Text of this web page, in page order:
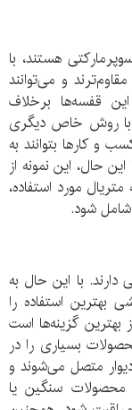
هستند، با
و می‌توانند
قفسه‌ها برخلاف
با روش خاص دیگری
و کارها بتوانند به
حال، این نمونه از
مورد استفاده،
شود.
با این حال به
بهترین استفاده را
بهترین گزینه‌ها است
بسیاری را در
متصل می‌شوند و
محصولات سنگین یا